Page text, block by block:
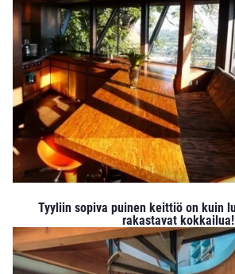
Tyyliin sopiva puinen keittiö on kuin
rakastavat kokkailua!